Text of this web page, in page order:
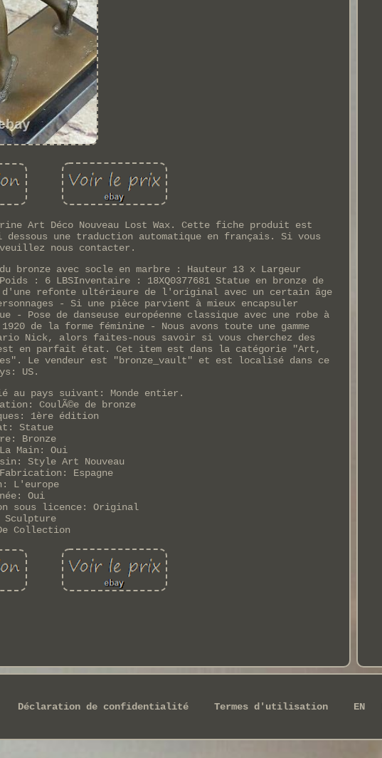
Art Déco Nouveau Lost Wax. Cette fiche produit est
une traduction automatique en français. Si vous
nous contacter.
avec socle en marbre : Hauteur 13 x Largeur
: 6 LBSInventaire : 18XQ0377681 Statue en bronze de
refonte ultérieure de l'original avec un certain âge
- Si une pièce parvient à mieux encapsuler
Pose de danseuse européenne classique avec une robe à
de la forme féminine - Nous avons toute une gamme
Nick, alors faites-nous savoir si vous cherchez des
en parfait état. Cet item est dans la catégorie "Art,
Le vendeur est "bronze_vault" et est localisé dans ce
US.
au pays suivant: Monde entier.
CoulÃ©e de bronze
1ère édition
Statue
Bronze
Main: Oui
Style Art Nouveau
Espagne
L'europe
Oui
sous licence: Original
Sculpture
Collection
Déclaration de confidentialité Termes d'utilisation EN